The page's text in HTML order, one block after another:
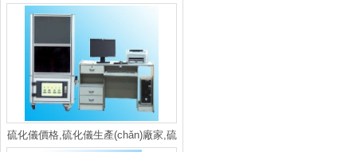
硫化儀價格,硫化儀生產(chǎn)廠家,硫